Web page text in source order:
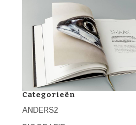
Categorieën
ANDERS2